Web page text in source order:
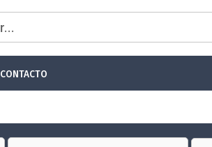
CONTACTO